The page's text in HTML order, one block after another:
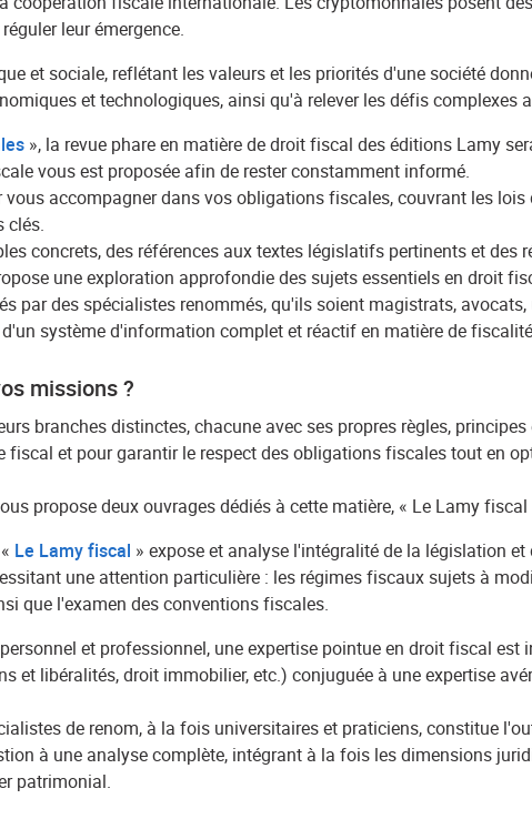
leur émergence.
et sociale, reflétant les valeurs et les priorités d'une société
et technologiques, ainsi qu'à relever les défis complexes
», la revue phare en matière de droit fiscal des éditions Lamy
vous est proposée afin de rester constamment informé.
accompagner dans vos obligations fiscales, couvrant les
clés.
concrets, des références aux textes législatifs pertinents et des
une exploration approfondie des sujets essentiels en droit
par des spécialistes renommés, qu'ils soient magistrats,
système d'information complet et réactif en matière de
missions ?
branches distinctes, chacune avec ses propres règles,
et pour garantir le respect des obligations fiscales tout en
propose deux ouvrages dédiés à cette matière, « Le Lamy
« Le Lamy fiscal » expose et analyse l'intégralité de la législation
une attention particulière : les régimes fiscaux sujets à
que l'examen des conventions fiscales.
et professionnel, une expertise pointue en droit fiscal
libéralités, droit immobilier, etc.) conjuguée à une expertise
de renom, à la fois universitaires et praticiens, constitue
à une analyse complète, intégrant à la fois les dimensions
patrimonial.